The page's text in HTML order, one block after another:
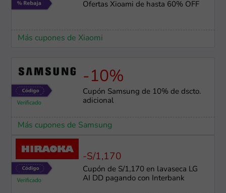
Ofertas Xioami de hasta 60% OFF
Más cupones de Xiaomi
-10%
Cupón Samsung de 10% de dscto.
adicional
Más cupones de Samsung
-S/1,170
Cupón de S/1,170 en lavaseca LG
AI DD pagando con Interbank